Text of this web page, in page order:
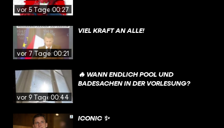
vor 5 Tagen00:27
vor 7 Tagen00:21
VIEL KRAFT AN ALLE!
vor 9 Tagen00:44
🔥 WANN ENDLICH POOL UND
BADESACHEN IN DER VORLESUNG?
ICONIC ✨